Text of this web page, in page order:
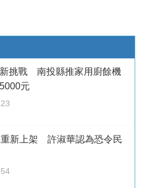
挑戰 南投縣推家用廚餘機
5000元
重新上架 許淑華認為恐令民